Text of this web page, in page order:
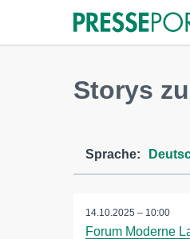
Storys
Sprache:
14.10.2025 – 10:00
Forum Moderne